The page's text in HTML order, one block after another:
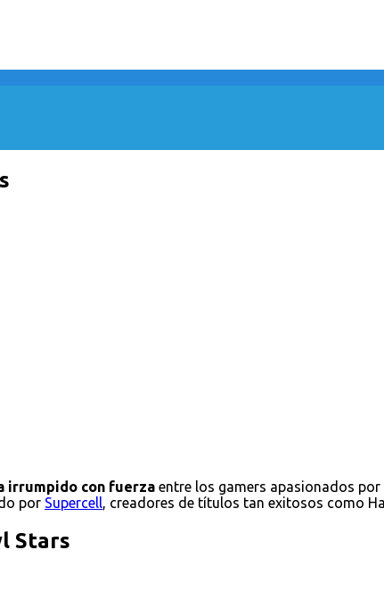
irrumpido con fuerza entre los gamers apasionados
por Supercell, creadores de títulos tan exitosos como
Stars